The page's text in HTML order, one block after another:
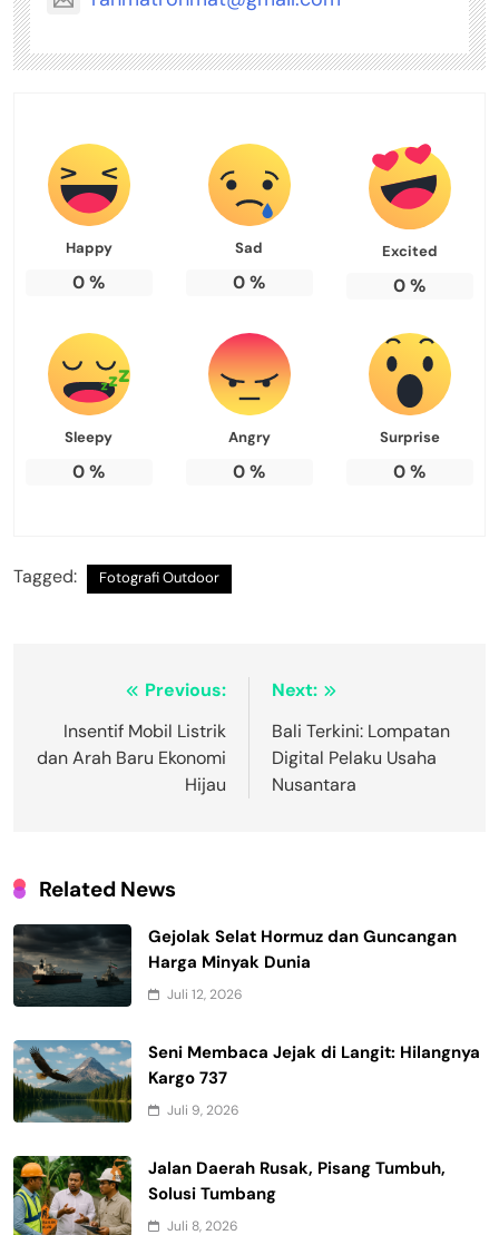
Happy
0%
Sad
0%
Excited
0%
Sleepy
0%
Angry
0%
Surprise
0%
Tagged: Fotografi Outdoor
Navigasi
pos
Previous:
Insentif Mobil Listrik
dan Arah Baru Ekonomi
Hijau
Next:
Bali Terkini: Lompatan
Digital Pelaku Usaha
Nusantara
Related News
Gejolak Selat Hormuz dan Guncangan
Harga Minyak Dunia
Juli 12, 2026
Seni Membaca Jejak di Langit: Hilangnya
Kargo 737
Juli 9, 2026
Jalan Daerah Rusak, Pisang Tumbuh,
Solusi Tumbang
Juli 8, 2026